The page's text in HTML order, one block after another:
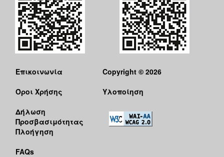
Επικοινωνία
Όροι Χρήσης
Δήλωση
Προσβασιμότητας
Πλοήγηση
FAQs
Copyright © 2026
Υλοποίηση